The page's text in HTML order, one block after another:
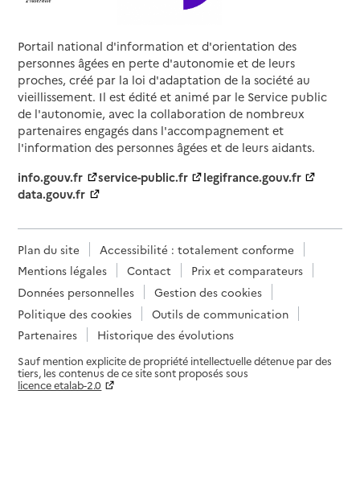
Portail national d'information et d'orientation des
personnes âgées en perte d'autonomie et de leurs
proches, créé par la loi d'adaptation de la société au
vieillissement. Il est édité et animé par le Service public
de l'autonomie, avec la collaboration de nombreux
partenaires engagés dans l'accompagnement et
l'information des personnes âgées et de leurs aidants.
info.gouv.fr
service-public.fr
legifrance.gouv.fr
data.gouv.fr
Plan du site
Accessibilité : totalement conforme
Mentions légales
Contact
Prix et comparateurs
Données personnelles
Gestion des cookies
Politique des cookies
Outils de communication
Partenaires
Historique des évolutions
Sauf mention explicite de propriété intellectuelle détenue par des
tiers, les contenus de ce site sont proposés sous
licence etalab-2.0